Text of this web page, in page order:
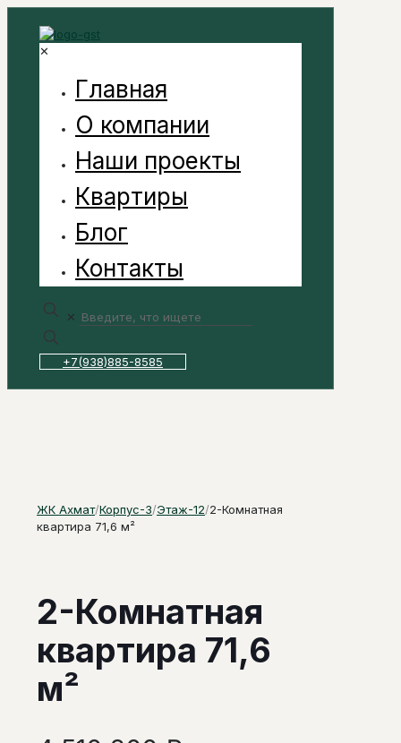
✕
Главная
О компании
Наши проекты
Квартиры
Блог
Контакты
✕
+7(938)885-8585
ЖК Ахмат/Корпус-3/Этаж-12/2-Комнатная
квартира 71,6 м²
2-Комнатная
квартира 71,6
м²